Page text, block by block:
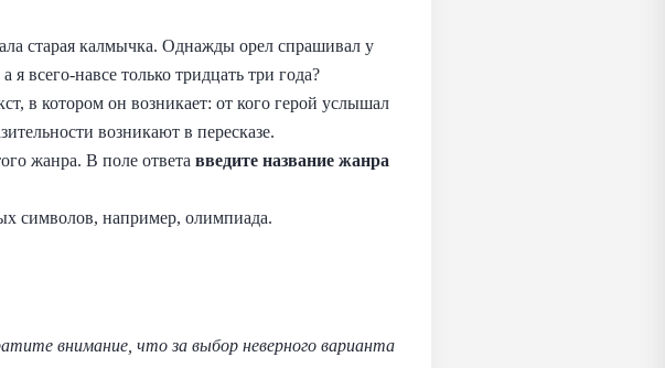
старая калмычка. Однажды орел спрашивал у
всего-навсе только тридцать три года?
в котором он возникает: от кого герой услышал
возникают в пересказе.
жанра. В поле ответа введите название жанра
символов, например, олимпиада.
внимание, что за выбор неверного варианта